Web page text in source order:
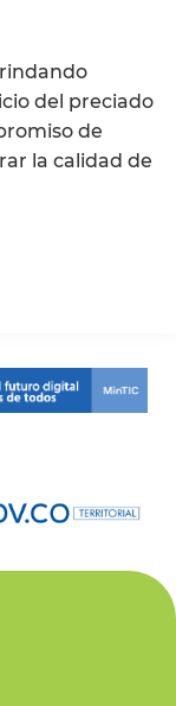
del preciado
de
la calidad de